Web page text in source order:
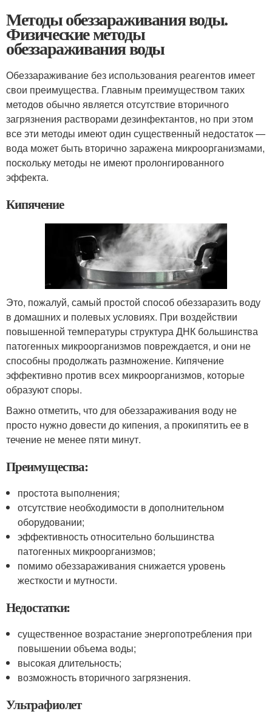
Методы обеззараживания воды.
Физические методы
обеззараживания воды
Обеззараживание без использования реагентов имеет
свои преимущества. Главным преимуществом таких
методов обычно является отсутствие вторичного
загрязнения растворами дезинфектантов, но при этом
все эти методы имеют один существенный недостаток —
вода может быть вторично заражена микроорганизмами,
поскольку методы не имеют пролонгированного
эффекта.
Кипячение
Это, пожалуй, самый простой способ обеззаразить воду
в домашних и полевых условиях. При воздействии
повышенной температуры структура ДНК большинства
патогенных микроорганизмов повреждается, и они не
способны продолжать размножение. Кипячение
эффективно против всех микроорганизмов, которые
образуют споры.
Важно отметить, что для обеззараживания воду не
просто нужно довести до кипения, а прокипятить ее в
течение не менее пяти минут.
Преимущества:
простота выполнения;
отсутствие необходимости в дополнительном
оборудовании;
эффективность относительно большинства
патогенных микроорганизмов;
помимо обеззараживания снижается уровень
жесткости и мутности.
Недостатки:
существенное возрастание энергопотребления при
повышении объема воды;
высокая длительность;
возможность вторичного загрязнения.
Ультрафиолет